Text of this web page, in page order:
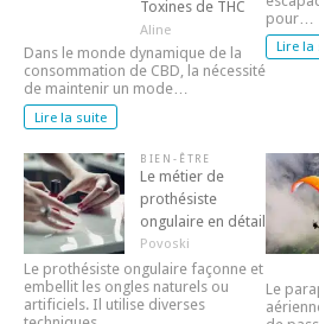
Toxines de THC
Aline
Dans le monde dynamique de la
consommation de CBD, la nécessité
de maintenir un mode…
Lire la suite
pour…
Lire la
BIEN-ÊTRE
Le métier de
prothésiste
ongulaire en détail
Povoski
Le prothésiste ongulaire façonne et
embellit les ongles naturels ou
artificiels. Il utilise diverses
Le